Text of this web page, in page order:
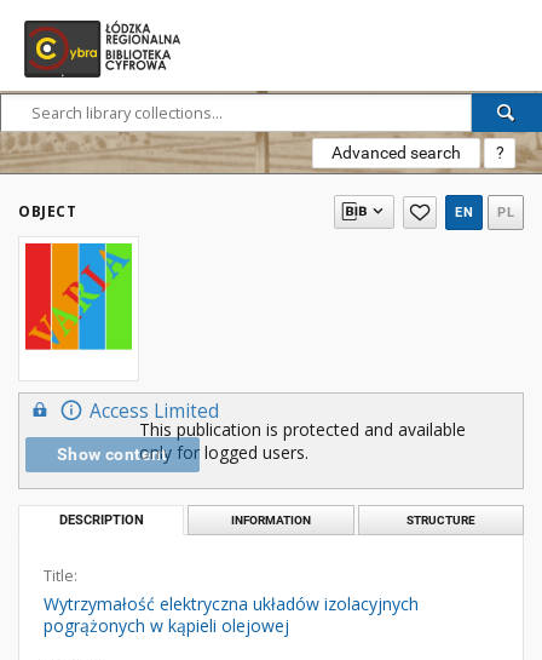
Advanced search ?
OBJECT EN PL
Access Limited
Show content
This publication is protected and available
only for logged users.
DESCRIPTION INFORMATION STRUCTURE
Title:
Wytrzymałość elektryczna układów izolacyjnych
pogrążonych w kąpieli olejowej